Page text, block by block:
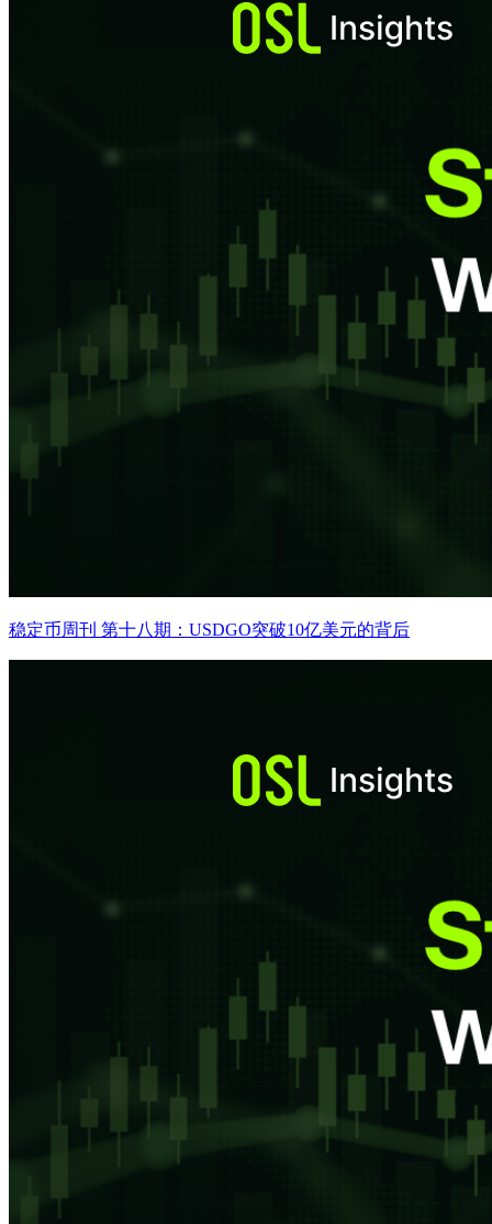
稳定币周刊 第十八期：USDGO突破10亿美元的背后